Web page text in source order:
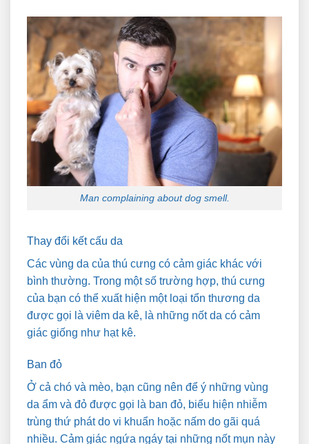
Man complaining about dog smell.
Thay đổi kết cấu da
Các vùng da của thú cưng có cảm giác khác với
bình thường. Trong một số trường hợp, thú cưng
của bạn có thể xuất hiện một loại tổn thương da
được gọi là viêm da kê, là những nốt da có cảm
giác giống như hạt kê.
Ban đỏ
Ở cả chó và mèo, bạn cũng nên để ý những vùng
da ẩm và đỏ được gọi là ban đỏ, biểu hiện nhiễm
trùng thứ phát do vi khuẩn hoặc nấm do gãi quá
nhiều. Cảm giác ngứa ngáy tại những nốt mụn này